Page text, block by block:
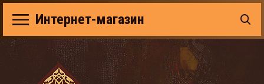
Интернет-магазин